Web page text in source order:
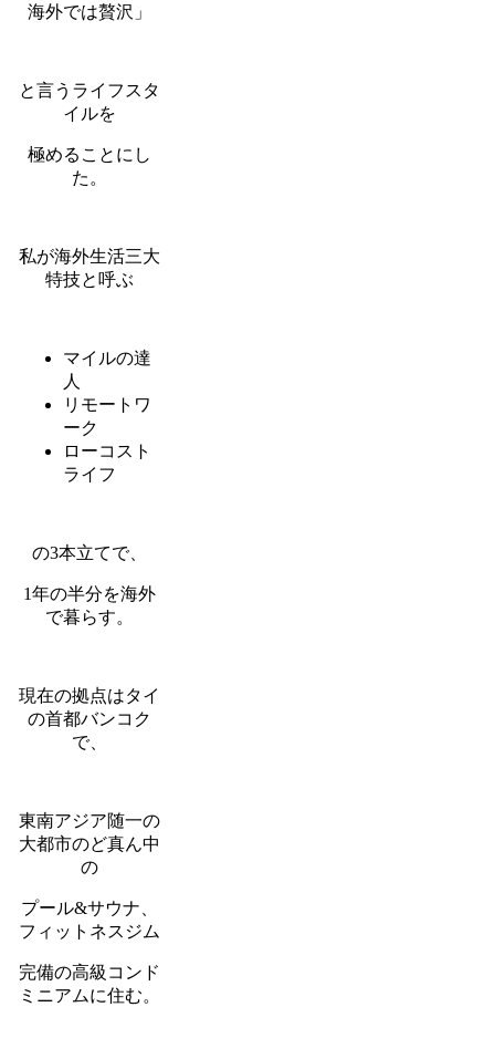
海外では贅沢」
と言うライフスタ
イルを
極めることにし
た。
私が海外生活三大
特技と呼ぶ
マイルの達
人
リモートワ
ーク
ローコスト
ライフ
の3本立てで、
1年の半分を海外
で暮らす。
現在の拠点はタイ
の首都バンコク
で、
東南アジア随一の
大都市のど真ん中
の
プール&サウナ、
フィットネスジム
完備の高級コンド
ミニアムに住む。